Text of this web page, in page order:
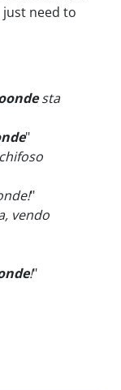
need to
sta
"
"
vendo
!"